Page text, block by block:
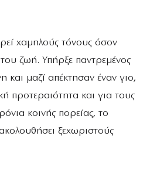
χαμηλούς τόνους όσον
ζωή. Υπήρξε παντρεμένος
και μαζί απέκτησαν έναν γιο,
προτεραιότητα και για τους
κοινής πορείας, το
ξεχωριστούς